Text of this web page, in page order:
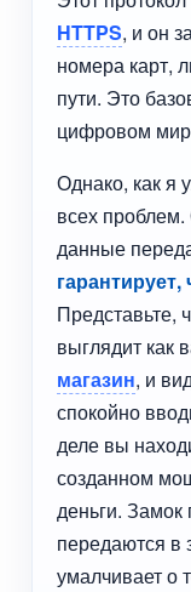
HTTPS, и он
номера карт,
пути. Это
цифровом
Однако, как я
всех
данные
Представьте,
выглядит
магазин, и
спокойно
деле вы
созданном
деньги.
передаются
умалчивает о